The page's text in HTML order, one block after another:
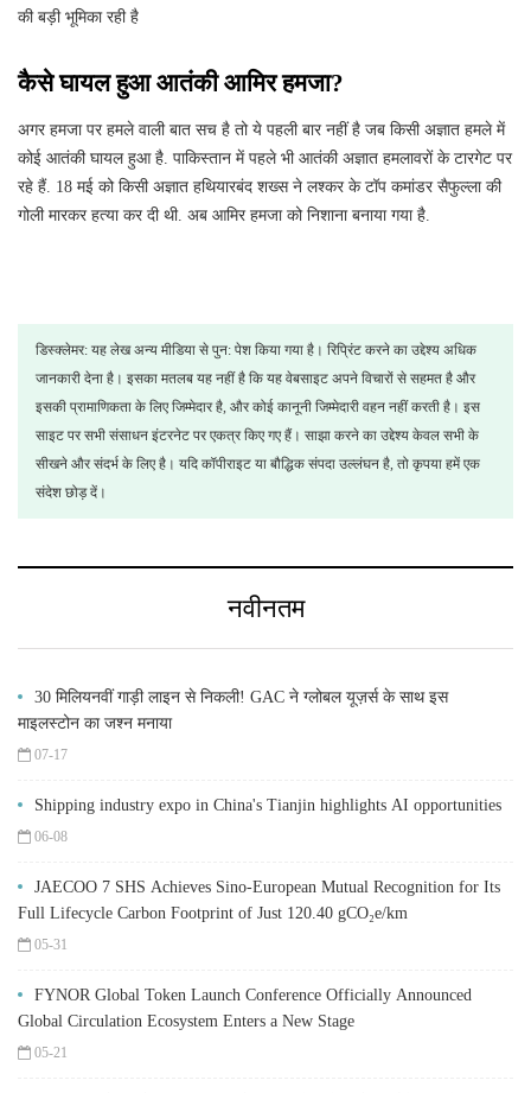
की बड़ी भूमिका रही है
कैसे घायल हुआ आतंकी आमिर हमजा?
अगर हमजा पर हमले वाली बात सच है तो ये पहली बार नहीं है जब किसी अज्ञात हमले में
कोई आतंकी घायल हुआ है. पाकिस्तान में पहले भी आतंकी अज्ञात हमलावरों के टारगेट पर
रहे हैं. 18 मई को किसी अज्ञात हथियारबंद शख्स ने लश्कर के टॉप कमांडर सैफुल्ला की
गोली मारकर हत्या कर दी थी. अब आमिर हमजा को निशाना बनाया गया है.
डिस्क्लेमर: यह लेख अन्य मीडिया से पुन: पेश किया गया है। रिप्रिंट करने का उद्देश्य अधिक
जानकारी देना है। इसका मतलब यह नहीं है कि यह वेबसाइट अपने विचारों से सहमत है और
इसकी प्रामाणिकता के लिए जिम्मेदार है, और कोई कानूनी जिम्मेदारी वहन नहीं करती है। इस
साइट पर सभी संसाधन इंटरनेट पर एकत्र किए गए हैं। साझा करने का उद्देश्य केवल सभी के
सीखने और संदर्भ के लिए है। यदि कॉपीराइट या बौद्धिक संपदा उल्लंघन है, तो कृपया हमें एक
संदेश छोड़ दें।
नवीनतम
30 मिलियनवीं गाड़ी लाइन से निकली! GAC ने ग्लोबल यूज़र्स के साथ इस
माइलस्टोन का जश्न मनाया
07-17
Shipping industry expo in China's Tianjin highlights AI opportunities
06-08
JAECOO 7 SHS Achieves Sino-European Mutual Recognition for Its
Full Lifecycle Carbon Footprint of Just 120.40 gCO₂e/km
05-31
FYNOR Global Token Launch Conference Officially Announced
Global Circulation Ecosystem Enters a New Stage
05-21